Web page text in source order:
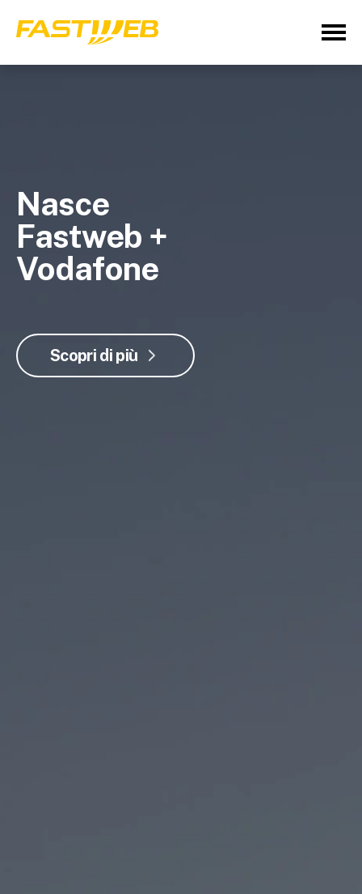
Nasce
Fastweb +
Vodafone
Scopri di più